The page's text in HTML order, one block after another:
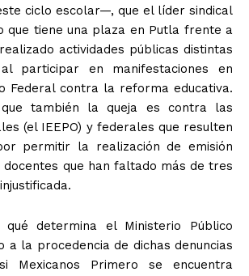
ciclo escolar—, que el líder sindical
que tiene una plaza en Putla frente a
actividades públicas distintas
participar en manifestaciones en
Federal contra la reforma educativa.
también la queja es contra las
(el IEEPO) y federales que resulten
permitir la realización de emisión
docentes que han faltado más de tres
determina el Ministerio Público
a la procedencia de dichas denuncias
Mexicanos Primero se encuentra